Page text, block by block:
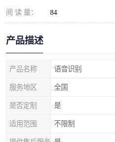
阅 读 量： 84
产品描述
产品名称 语音识别
服务地区 全国
是否定制 是
适用范围 不限制